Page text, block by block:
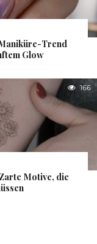
Trend
Glow
166
Motive, die